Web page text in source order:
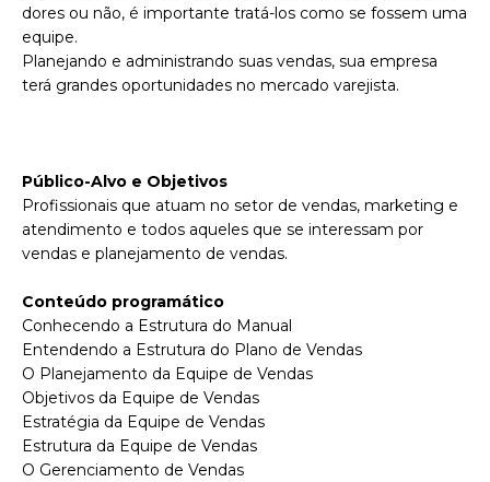
dores ou não, é importante tratá-los como se fossem uma
equipe.
Planejando e administrando suas vendas, sua empresa
terá grandes oportunidades no mercado varejista.
Público-Alvo e Objetivos
Profissionais que atuam no setor de vendas, marketing e
atendimento e todos aqueles que se interessam por
vendas e planejamento de vendas.
Conteúdo programático
Conhecendo a Estrutura do Manual
Entendendo a Estrutura do Plano de Vendas
O Planejamento da Equipe de Vendas
Objetivos da Equipe de Vendas
Estratégia da Equipe de Vendas
Estrutura da Equipe de Vendas
O Gerenciamento de Vendas